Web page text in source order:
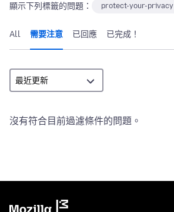
顯示下列標籤的問題： protect-your-privacy
All 需要注意 已回應 已完成！
沒有符合目前過濾條件的問題。